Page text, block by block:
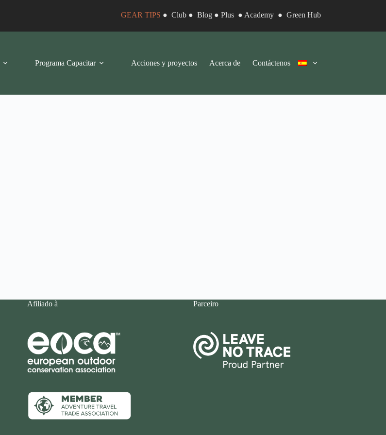
GEAR TIPS ● Club● Blog● Plus● Academy● Green Hub
Programa Capacitar Acciones y proyectos Acerca de Contáctenos
Afiliado à Parceiro